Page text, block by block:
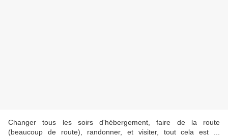
Changer tous les soirs d'hébergement, faire de la route
(beaucoup de route), randonner, et visiter, tout cela est ...